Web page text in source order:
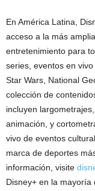
En América Latina,
acceso a la más
entretenimiento para
series, eventos en
Star Wars, National
colección de
incluyen
animación, y
vivo de eventos
marca de deportes
información, visite
Disney+ en la mayoría